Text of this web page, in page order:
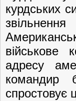
курдських
військове
адресу
командир
спростовує